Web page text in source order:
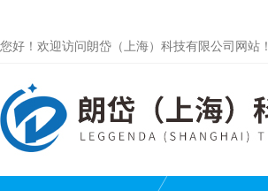
您好！欢迎访问朗岱（上海）科技有限公司网站！